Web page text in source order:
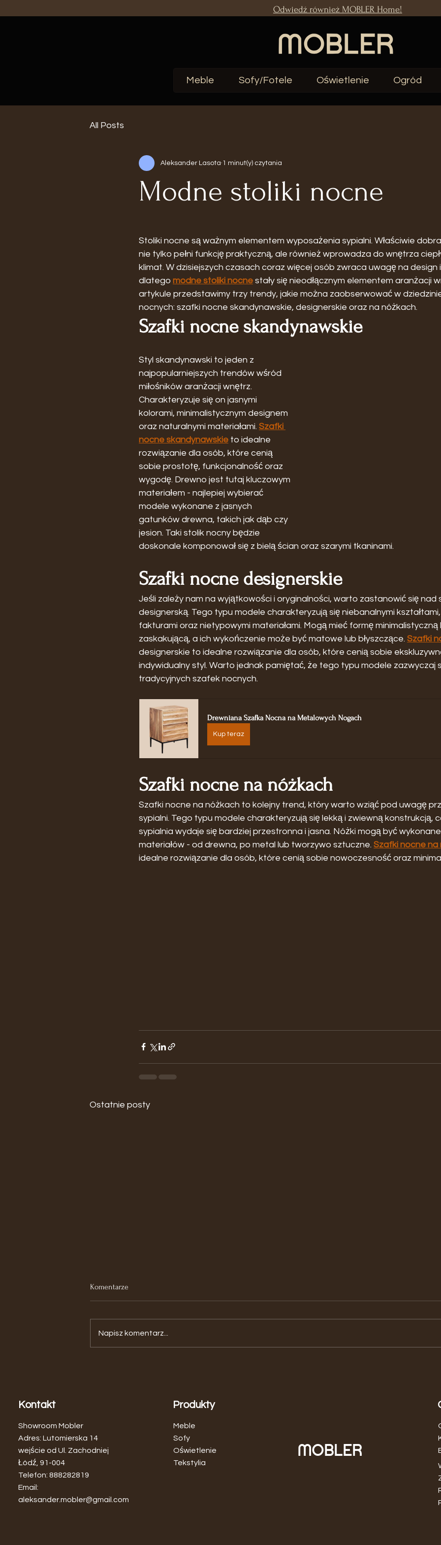
Odwiedź również MOBLER Home!
Meble Sofy/Fotele Oświetlenie Ogród
All Posts
Modne stoliki nocne
Aleksander Lasota 1 minut(y) czytania
Stoliki nocne są ważnym elementem wyposażenia sypialni. Właściwie
nie tylko pełni funkcję praktyczną, ale również wprowadza do wnętrza
klimat. W dzisiejszych czasach coraz więcej osób zwraca uwagę na design
dlatego modne stoliki nocne stały się nieodłącznym elementem aranżacji
artykule przedstawimy trzy trendy, jakie można zaobserwować w
nocnych: szafki nocne skandynawskie, designerskie oraz na nóżkach.
Szafki nocne skandynawskie
Styl skandynawski to jeden z
najpopularniejszych trendów wśród
miłośników aranżacji wnętrz.
Charakteryzuje się on jasnymi
kolorami, minimalistycznym designem
oraz naturalnymi materiałami. Szafki
nocne skandynawskie to idealne
rozwiązanie dla osób, które cenią
sobie prostotę, funkcjonalność oraz
wygodę. Drewno jest tutaj kluczowym
materiałem - najlepiej wybierać
modele wykonane z jasnych
gatunków drewna, takich jak dąb czy
jesion. Taki stolik nocny będzie
doskonale komponował się z bielą ścian oraz szarymi tkaninami.
Szafki nocne designerskie
Jeśli zależy nam na wyjątkowości i oryginalności, warto zastanowić się nad
designerską. Tego typu modele charakteryzują się niebanalnymi
fakturami oraz nietypowymi materiałami. Mogą mieć formę minimalistyczną
zaskakującą, a ich wykończenie może być matowe lub błyszczące. Szafki
designerskie to idealne rozwiązanie dla osób, które cenią sobie
indywidualny styl. Warto jednak pamiętać, że tego typu modele zazwyczaj
tradycyjnych szafek nocnych.
Drewniana Szafka Nocna na Metalowych Nogach
Kup teraz
Szafki nocne na nóżkach
Szafki nocne na nóżkach to kolejny trend, który warto wziąć pod uwagę
sypialni. Tego typu modele charakteryzują się lekką i zwiewną konstrukcją,
sypialnia wydaje się bardziej przestronna i jasna. Nóżki mogą być
materiałów - od drewna, po metal lub tworzywo sztuczne. Szafki nocne na
idealne rozwiązanie dla osób, które cenią sobie nowoczesność oraz
Ostatnie posty
Komentarze
Napisz komentarz...
Kontakt
Showroom Mobler
Adres: Lutomierska 14
wejście od Ul. Zachodniej
Łódź, 91-004
Telefon: 888282819
Email:
aleksander.mobler@gmail.com
Produkty
Meble
Sofy
Oświetlenie
Tekstylia
MOBLER